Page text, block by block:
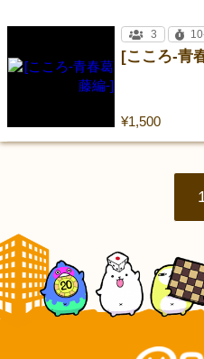
[こころ-青
¥1,500
3